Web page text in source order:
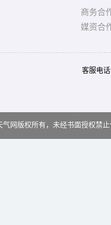
商务合
媒资合
客服电
气网版权所有，未经书面授权